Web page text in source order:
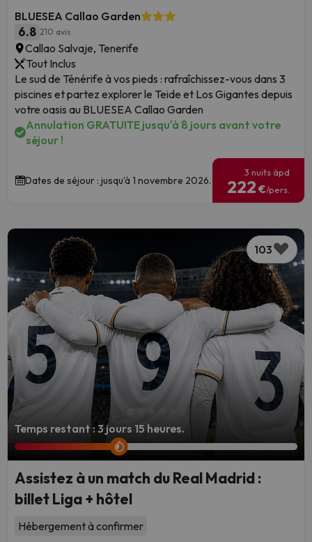
BLUESEA Callao Garden
6.8 210 avis
Callao Salvaje, Tenerife
Tout Inclus
Le sud de Ténérife à vos pieds : rafraîchissez-vous dans 3
piscines et partez explorer le Teide et Los Gigantes depuis
votre oasis au BLUESEA Callao Garden
Annulation GRATUITE jusqu'à 8 jours avant votre
séjour !
Dates de séjour : jusqu'à 1 novembre 2026.
3 nuits àpd
222 €/pers.
103
Temps restant : 3 jours 15 heures.
Assistez à un match du Real Madrid :
billet Liga + hôtel
Hébergement à confirmer